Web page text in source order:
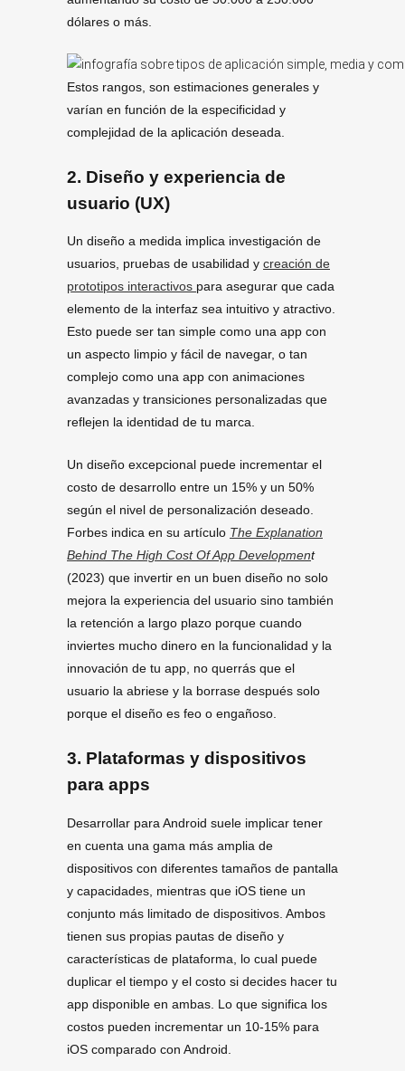
dólares o más.
Estos rangos, son estimaciones generales y
varían en función de la especificidad y
complejidad de la aplicación deseada.
2. Diseño y experiencia de
usuario (UX)
Un diseño a medida implica investigación de
usuarios, pruebas de usabilidad y creación de
prototipos interactivos para asegurar que cada
elemento de la interfaz sea intuitivo y atractivo.
Esto puede ser tan simple como una app con
un aspecto limpio y fácil de navegar, o tan
complejo como una app con animaciones
avanzadas y transiciones personalizadas que
reflejen la identidad de tu marca.
Un diseño excepcional puede incrementar el
costo de desarrollo entre un 15% y un 50%
según el nivel de personalización deseado.
Forbes indica en su artículo The Explanation
Behind The High Cost Of App Development
(2023) que invertir en un buen diseño no solo
mejora la experiencia del usuario sino también
la retención a largo plazo porque cuando
inviertes mucho dinero en la funcionalidad y la
innovación de tu app, no querrás que el
usuario la abriese y la borrase después solo
porque el diseño es feo o engañoso.
3. Plataformas y dispositivos
para apps
Desarrollar para Android suele implicar tener
en cuenta una gama más amplia de
dispositivos con diferentes tamaños de pantalla
y capacidades, mientras que iOS tiene un
conjunto más limitado de dispositivos. Ambos
tienen sus propias pautas de diseño y
características de plataforma, lo cual puede
duplicar el tiempo y el costo si decides hacer tu
app disponible en ambas. Lo que significa los
costos pueden incrementar un 10-15% para
iOS comparado con Android.